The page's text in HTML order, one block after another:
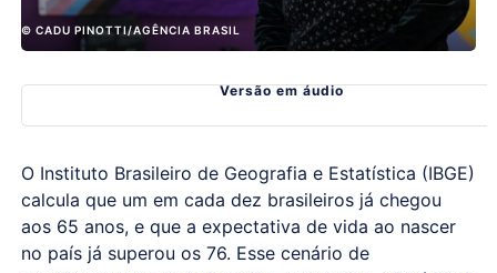
© CADU PINOTTI/AGÊNCIA BRASIL
Versão em áudio
O Instituto Brasileiro de Geografia e Estatística (IBGE)
calcula que um em cada dez brasileiros já chegou
aos 65 anos, e que a expectativa de vida ao nascer
no país já superou os 76. Esse cenário de